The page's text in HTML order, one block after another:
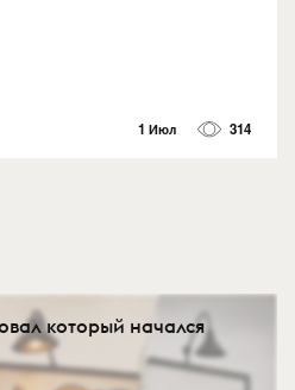
1 Июл 314
который начался